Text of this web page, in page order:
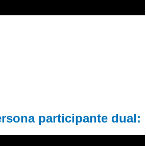
participante dual: